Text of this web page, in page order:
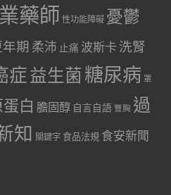
藥師 性功能障礙 憂鬱
期 柔沛 止痛 波斯卡 洗腎
症益生菌 糖尿病 罩
白 膽固醇 自言自語 豐胸 過
知 關鍵字 食品法規 食安新聞